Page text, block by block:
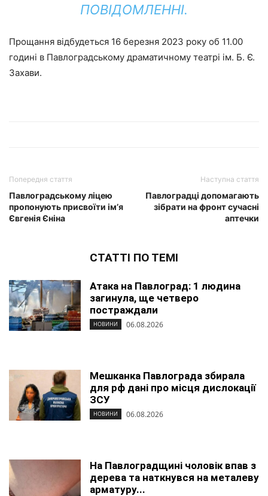
ПОВІДОМЛЕННІ.
Прощання відбудеться 16 березня 2023 року об 11.00
годині в Павлоградському драматичному театрі ім. Б. Є.
Захави.
Попередня стаття
Павлоградському ліцею
пропонують присвоїти ім’я
Євгенія Єніна
Наступна стаття
Павлоградці допомагають
зібрати на фронт сучасні
аптечки
СТАТТІ ПО ТЕМІ
Атака на Павлоград: 1 людина
загинула, ще четверо
постраждали
НОВИНИ 06.08.2026
Мешканка Павлограда збирала
для рф дані про місця дислокації
ЗСУ
НОВИНИ 06.08.2026
На Павлоградщині чоловік впав з
дерева та наткнувся на металеву
арматуру...